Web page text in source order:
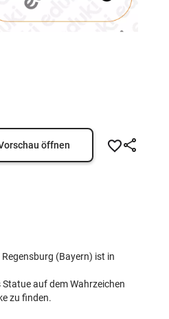
öffnen
(Bayern) ist in
auf dem Wahrzeichen
zu finden.